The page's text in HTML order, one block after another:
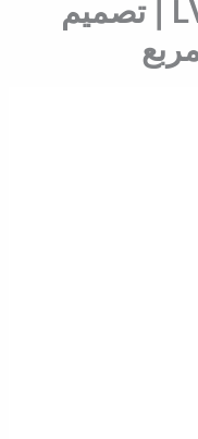
311008 | أرضيات LVT | تصميم